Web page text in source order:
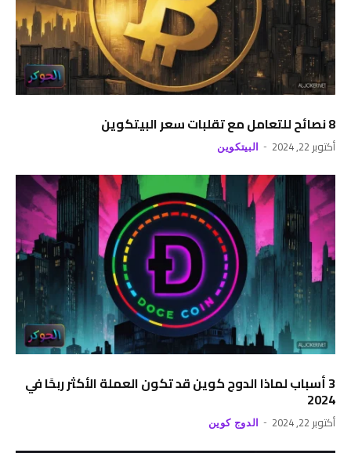
8 نصائح للتعامل مع تقلبات سعر البيتكوين
أكتوبر 22, 2024 البيتكوين
3 أسباب لماذا الدوج كوين قد تكون العملة الأكثر ربحًا في
2024
أكتوبر 22, 2024 الدوج كوين